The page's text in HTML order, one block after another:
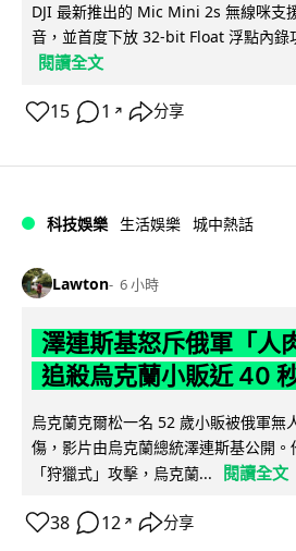
DJI 最新推出的 Mic Mini 2s 無線咪支
音，並首度下放 32-bit Float 浮點內錄
閱讀全文
15 1 ↗ 分享
科技娛樂 生活娛樂 城中熱話
Lawton 6 小時
澤連斯基怒斥俄軍「人
追殺烏克蘭小販近 40
烏克蘭克爾松一名 52 歲小販被俄軍無
傷，影片由烏克蘭總統澤連斯基公開
「狩獵式」攻擊，烏克蘭...
閱讀全文
38 12 ↗ 分享